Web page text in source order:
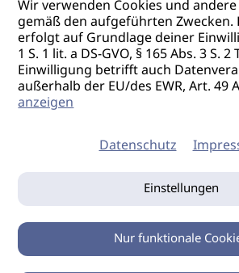
Wir verwenden Cookies und
gemäß den aufgeführten Zwecken.
erfolgt auf Grundlage deiner
1 S. 1 lit. a DS-GVO, § 165 Abs. 3 S. 2
Einwilligung betrifft auch
außerhalb der EU/des EWR, Art. 49
anzeigen
Datenschutz
Einstellungen
Nur funktionale